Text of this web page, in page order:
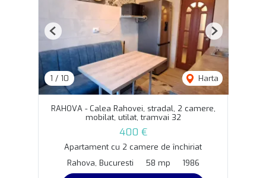
1 / 10 Harta
Previous Next
RAHOVA - Calea Rahovei, stradal, 2 camere,
mobilat, utilat, tramvai 32
400 €
Apartament cu 2 camere de închiriat
Rahova, Bucuresti
58 mp 1986